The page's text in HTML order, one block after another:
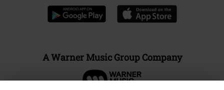
A Warner Music Group Company